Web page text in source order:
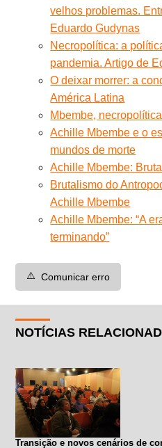
velhos problemas.
Eduardo Gudynas
Necropolítica: a
pandemia. Artigo de
O deixar morrer: a
América Latina
Mbembe,
Achille Mbembe e o
mundos de morte
Achille Mbembe:
Brutalismo do
Achille Mbembe
Achille Mbembe: “A
terminando”
⚠️ Comunicar erro
NOTÍCIAS
Transição e novos cenários de